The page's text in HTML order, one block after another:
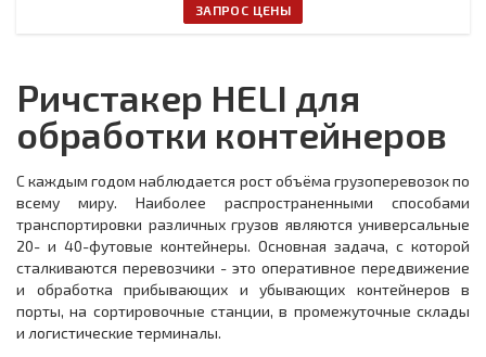
ЗАПРОС ЦЕНЫ
Ричстакер HELI для
обработки контейнеров
С каждым годом наблюдается рост объёма грузоперевозок по
всему миру. Наиболее распространенными способами
транспортировки различных грузов являются универсальные
20- и 40-футовые контейнеры. Основная задача, с которой
сталкиваются перевозчики - это оперативное передвижение
и обработка прибывающих и убывающих контейнеров в
порты, на сортировочные станции, в промежуточные склады
и логистические терминалы.